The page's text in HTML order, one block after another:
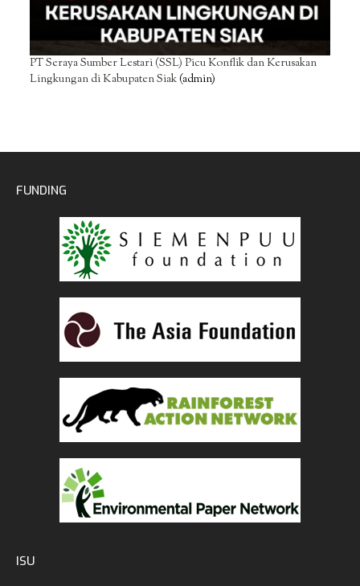
PT Seraya Sumber Lestari (SSL) Picu Konflik dan Kerusakan
Lingkungan di Kabupaten Siak(admin)
FUNDING
ISU